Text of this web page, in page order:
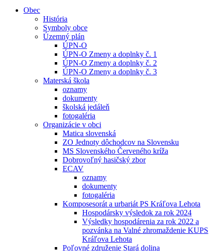
Obec
História
Symboly obce
Územný plán
ÚPN-O
ÚPN-O Zmeny a doplnky č. 1
ÚPN-O Zmeny a doplnky č. 2
ÚPN-O Zmeny a doplnky č. 3
Materská škola
oznamy
dokumenty
školská jedáleň
fotogaléria
Organizácie v obci
Matica slovenská
ZO Jednoty dôchodcov na Slovensku
MS Slovenského Červeného kríža
Dobrovoľný hasičský zbor
ECAV
oznamy
dokumenty
fotogaléria
Komposesorát a urbariát PS Kráľova Lehota
Hospodársky výsledok za rok 2024
Výsledky hospodárenia za rok 2022 a
pozvánka na Valné zhromaždenie KUPS
Kráľova Lehota
Poľovné združenie Stará dolina